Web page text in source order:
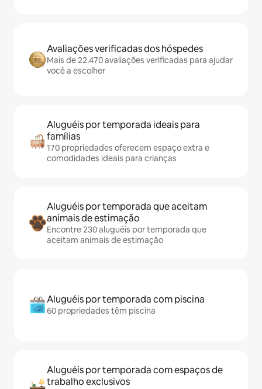
Avaliações verificadas dos hóspedes
Mais de 22.470 avaliações verificadas para ajudar
você a escolher
Aluguéis por temporada ideais para
famílias
170 propriedades oferecem espaço extra e
comodidades ideais para crianças
Aluguéis por temporada que aceitam
animais de estimação
Encontre 230 aluguéis por temporada que
aceitam animais de estimação
Aluguéis por temporada com piscina
60 propriedades têm piscina
Aluguéis por temporada com espaços de
trabalho exclusivos